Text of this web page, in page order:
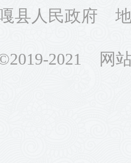
县人民政府
2021 网